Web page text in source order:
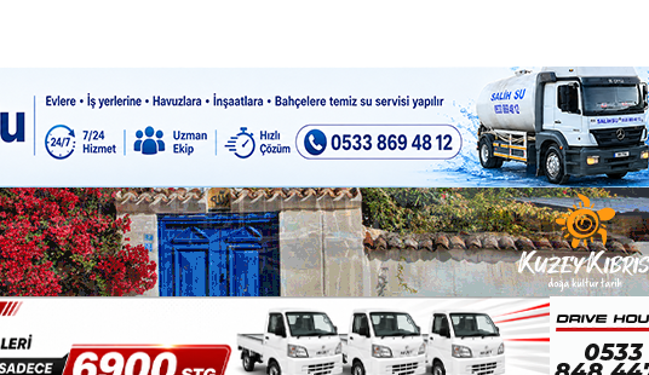
İran, Hürmüz’de konteyner gemisini hedef aldı
BEROVA: HAYAT PAHALILIĞI ÖNGÖRÜMÜZ YÜZDE 7.5 İLE 8.5 ARASINDA
Cumhurbaşkanı Erhürman sergi açılışında fenalaşarak hastaneye kaldırıldı